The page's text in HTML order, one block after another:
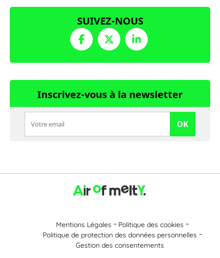
SUIVEZ-NOUS
Inscrivez-vous à la newsletter
OK
Mentions Légales
Politique des cookies
Politique de protection des données personnelles
Gestion des consentements